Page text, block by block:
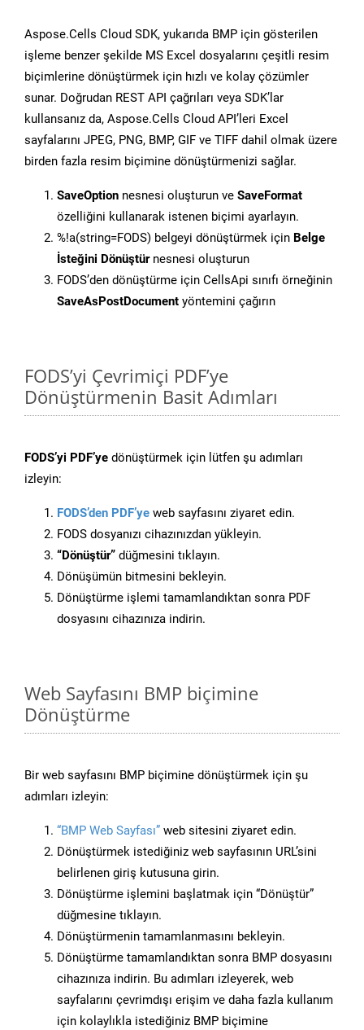
Aspose.Cells Cloud SDK, yukarıda BMP için gösterilen
işleme benzer şekilde MS Excel dosyalarını çeşitli resim
biçimlerine dönüştürmek için hızlı ve kolay çözümler
sunar. Doğrudan REST API çağrıları veya SDK’lar
kullansanız da, Aspose.Cells Cloud API’leri Excel
sayfalarını JPEG, PNG, BMP, GIF ve TIFF dahil olmak üzere
birden fazla resim biçimine dönüştürmenizi sağlar.
SaveOption nesnesi oluşturun ve SaveFormat
özelliğini kullanarak istenen biçimi ayarlayın.
%!a(string=FODS) belgeyi dönüştürmek için Belge
İsteğini Dönüştürnesnesi oluşturun
FODS’den dönüştürme için CellsApi sınıfı örneğinin
SaveAsPostDocument yöntemini çağırın
FODS’yi Çevrimiçi PDF’ye
Dönüştürmenin Basit Adımları
FODS’yi PDF’ye dönüştürmek için lütfen şu adımları
izleyin:
FODS’den PDF’ye web sayfasını ziyaret edin.
FODS dosyanızı cihazınızdan yükleyin.
“Dönüştür” düğmesini tıklayın.
Dönüşümün bitmesini bekleyin.
Dönüştürme işlemi tamamlandıktan sonra PDF
dosyasını cihazınıza indirin.
Web Sayfasını BMP biçimine
Dönüştürme
Bir web sayfasını BMP biçimine dönüştürmek için şu
adımları izleyin:
“BMP Web Sayfası” web sitesini ziyaret edin.
Dönüştürmek istediğiniz web sayfasının URL’sini
belirlenen giriş kutusuna girin.
Dönüştürme işlemini başlatmak için “Dönüştür”
düğmesine tıklayın.
Dönüştürmenin tamamlanmasını bekleyin.
Dönüştürme tamamlandıktan sonra BMP dosyasını
cihazınıza indirin. Bu adımları izleyerek, web
sayfalarını çevrimdışı erişim ve daha fazla kullanım
için kolaylıkla istediğiniz BMP biçimine